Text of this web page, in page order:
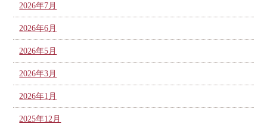
2026年7月
2026年6月
2026年5月
2026年3月
2026年1月
2025年12月